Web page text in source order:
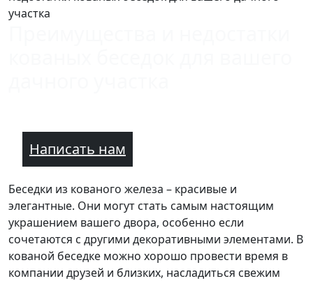
участка
Написать нам
Беседки из кованого железа – красивые и
элегантные. Они могут стать самым настоящим
украшением вашего двора, особенно если
сочетаются с другими декоративными элементами. В
кованой беседке можно хорошо провести время в
компании друзей и близких, насладиться свежим